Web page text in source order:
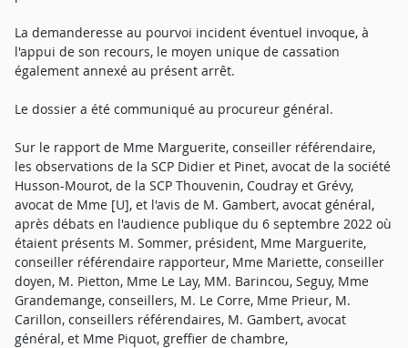
La demanderesse au pourvoi incident éventuel invoque, à
l'appui de son recours, le moyen unique de cassation
également annexé au présent arrêt.
Le dossier a été communiqué au procureur général.
Sur le rapport de Mme Marguerite, conseiller référendaire,
les observations de la SCP Didier et Pinet, avocat de la société
Husson-Mourot, de la SCP Thouvenin, Coudray et Grévy,
avocat de Mme [U], et l'avis de M. Gambert, avocat général,
après débats en l'audience publique du 6 septembre 2022 où
étaient présents M. Sommer, président, Mme Marguerite,
conseiller référendaire rapporteur, Mme Mariette, conseiller
doyen, M. Pietton, Mme Le Lay, MM. Barincou, Seguy, Mme
Grandemange, conseillers, M. Le Corre, Mme Prieur, M.
Carillon, conseillers référendaires, M. Gambert, avocat
général, et Mme Piquot, greffier de chambre,